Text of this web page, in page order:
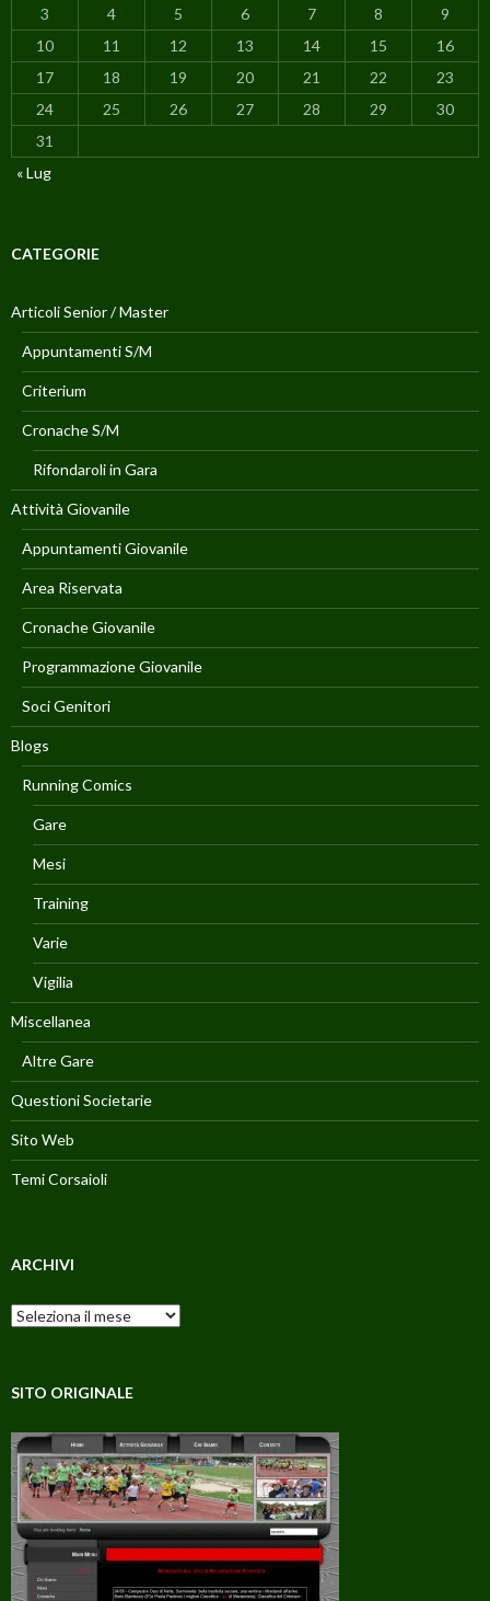
3
4 5 6 7 8
9
10
11 12 13 14 15
16
17
18 19 20 21 22
23
24
25 26 27 28 29
30
31
« Lug
CATEGORIE
Articoli Senior / Master
Appuntamenti S/M
Criterium
Cronache S/M
Rifondaroli in Gara
Attività Giovanile
Appuntamenti Giovanile
Area Riservata
Cronache Giovanile
Programmazione Giovanile
Soci Genitori
Blogs
Running Comics
Gare
Mesi
Training
Varie
Vigilia
Miscellanea
Altre Gare
Questioni Societarie
Sito Web
Temi Corsaioli
ARCHIVI
Archivi
SITO ORIGINALE